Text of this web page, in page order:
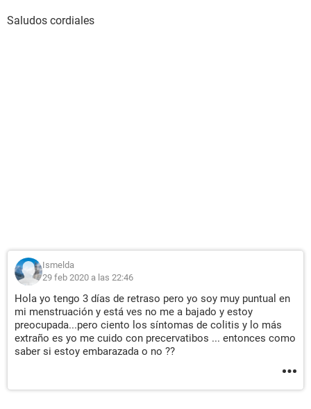
Saludos cordiales
Ismelda
29 feb 2020 a las 22:46
Hola yo tengo 3 días de retraso pero yo soy muy puntual en
mi menstruación y está ves no me a bajado y estoy
preocupada...pero ciento los síntomas de colitis y lo más
extraño es yo me cuido con precervatibos ... entonces como
saber si estoy embarazada o no ??